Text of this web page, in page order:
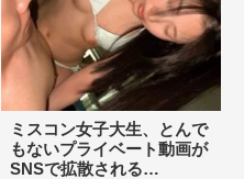
ミスコン女子大生、とんで
もないプライベート動画が
SNSで拡散される…